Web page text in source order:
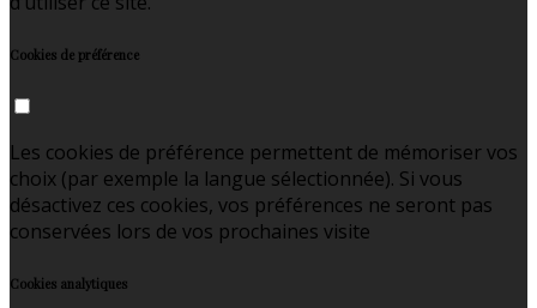
Cookies de préférence
Les cookies de préférence permettent de mémoriser vos
choix (par exemple la langue sélectionnée). Si vous
désactivez ces cookies, vos préférences ne seront pas
conservées lors de vos prochaines visite
Cookies analytiques